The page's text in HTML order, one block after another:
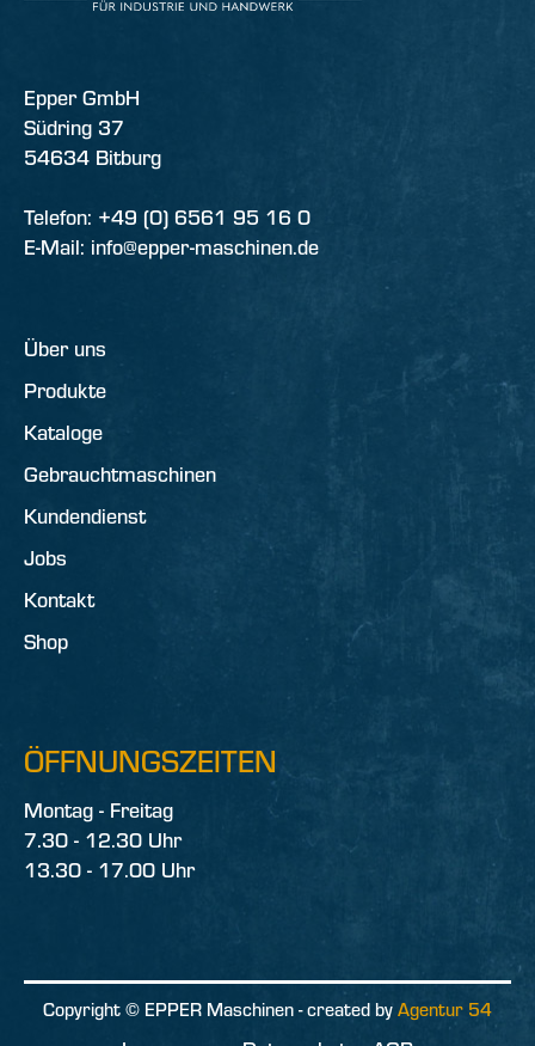
Epper GmbH
Südring 37
54634 Bitburg
Telefon: +49 (0) 6561 95 16 0
E-Mail: info@epper-maschinen.de
Über uns
Produkte
Kataloge
Gebrauchtmaschinen
Kundendienst
Jobs
Kontakt
Shop
ÖFFNUNGSZEITEN
Montag - Freitag
7.30 - 12.30 Uhr
13.30 - 17.00 Uhr
Copyright © EPPER Maschinen - created by Agentur 54